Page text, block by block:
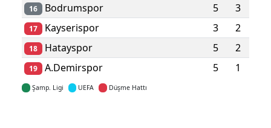
16 Bodrumspor 5 3
17 Kayserispor 3 2
18 Hatayspor 5 2
19 A.Demirspor 5 1
Şamp. Ligi UEFA Düşme Hattı